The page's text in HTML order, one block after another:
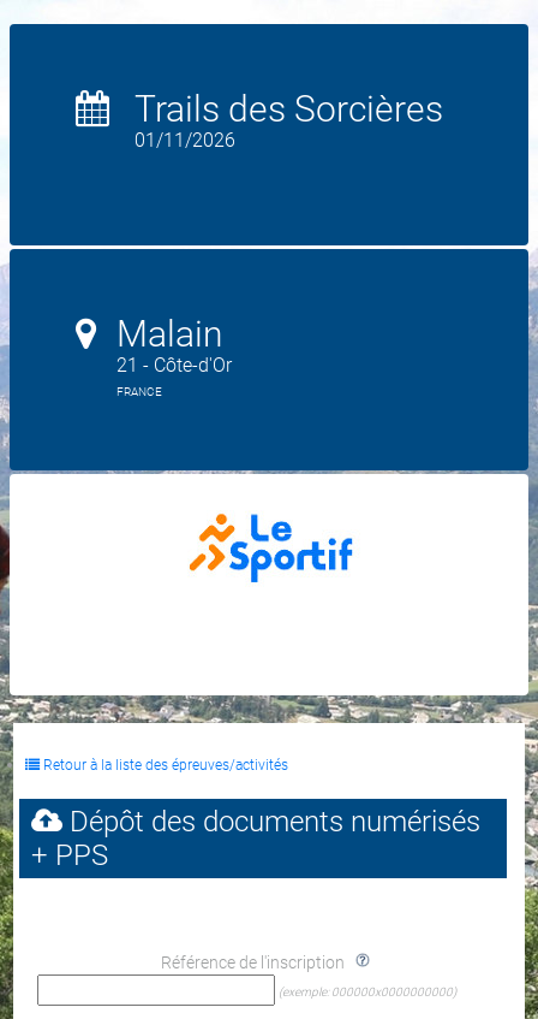
Trails des Sorcières
01/11/2026
Malain
21 - Côte-d'Or
FRANCE
Retour à la liste des épreuves/activités
Dépôt des documents numérisés
+ PPS
Référence de l'inscription
(exemple: 000000x0000000000)